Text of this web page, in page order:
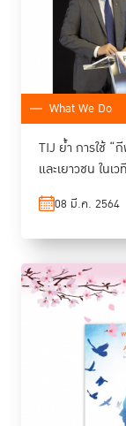
What We Do
TIJ ย้ำ การใช้ “
และเยาวชน ใน
08 มี.ค. 2564